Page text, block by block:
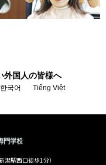
外国人の皆様へ
한국어 Tiếng Việt
駅西口徒歩1分）